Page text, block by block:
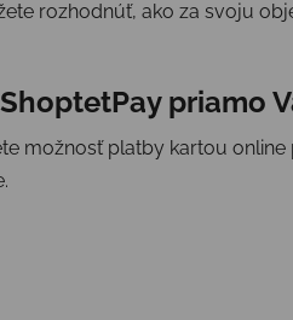
rozhodnúť, ako za svoju
priamo
možnosť platby kartou